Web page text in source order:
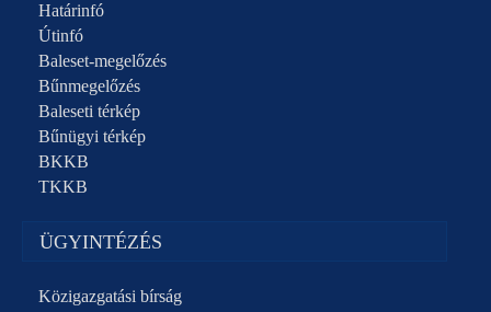
Határinfó
Útinfó
Baleset-megelőzés
Bűnmegelőzés
Baleseti térkép
Bűnügyi térkép
BKKB
TKKB
ÜGYINTÉZÉS
Közigazgatási bírság